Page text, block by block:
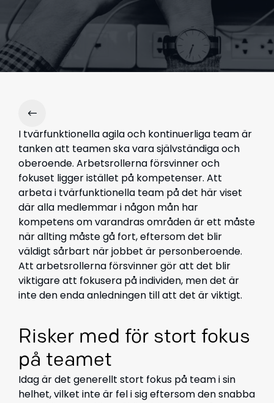
I tvärfunktionella agila och kontinuerliga team är
tanken att teamen ska vara självständiga och
oberoende. Arbetsrollerna försvinner och
fokuset ligger istället på kompetenser. Att
arbeta i tvärfunktionella team pådet här viset
där alla medlemmar i någon mån har
kompetens om varandras områden är ett måste
när allting måste gå fort, eftersom det blir
väldigt sårbart när jobbet är personberoende.
Att arbetsrollerna försvinner gör att det blir
viktigare att fokusera på individen, men det är
inte den enda anledningen till att det är viktigt.
Risker med för stort fokus
på teamet
Idag är det generellt stort fokus på team i sin
helhet, vilket inte är fel i sig eftersom den snabba